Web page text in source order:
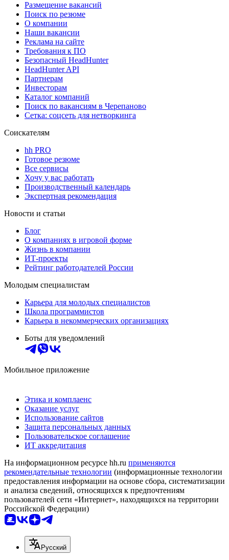
Размещение вакансий
Поиск по резюме
О компании
Наши вакансии
Реклама на сайте
Требования к ПО
Безопасный HeadHunter
HeadHunter API
Партнерам
Инвесторам
Каталог компаний
Поиск по вакансиям в Черепаново
Сетка: соцсеть для нетворкинга
Соискателям
hh PRO
Готовое резюме
Все сервисы
Хочу у вас работать
Производственный календарь
Экспертная рекомендация
Новости и статьи
Блог
О компаниях в игровой форме
Жизнь в компании
ИТ-проекты
Рейтинг работодателей России
Молодым специалистам
Карьера для молодых специалистов
Школа программистов
Карьера в некоммерческих организациях
Боты для уведомлений
Мобильное приложение
Этика и комплаенс
Оказание услуг
Использование сайтов
Защита персональных данных
Пользовательское соглашение
ИТ аккредитация
На информационном ресурсе hh.ru применяются
рекомендательные технологии (информационные технологии
предоставления информации на основе сбора, систематизации
и анализа сведений, относящихся к предпочтениям
пользователей сети «Интернет», находящихся на территории
Российской Федерации)
Русский